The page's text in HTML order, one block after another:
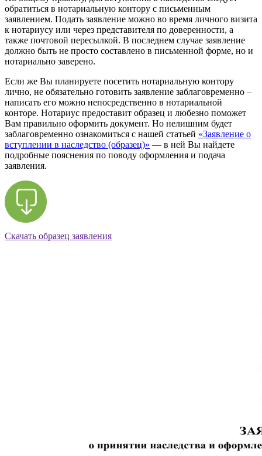
обратиться в нотариальную контору с письменным
заявлением. Подать заявление можно во время личного визита
к нотариусу или через представителя по доверенности, а
также почтовой пересылкой. В последнем случае заявление
должно быть не просто составлено в письменной форме, но и
нотариально заверено.
Если же Вы планируете посетить нотариальную контору
лично, не обязательно готовить заявление заблаговременно –
написать его можно непосредственно в нотариальной
конторе. Нотариус предоставит образец и любезно поможет
Вам правильно оформить документ. Но нелишним будет
заблаговременно ознакомиться с нашей статьей «Заявление о
вступлении в наследство (образец)» — в ней Вы найдете
подробные пояснения по поводу оформления и подача
заявления.
Скачать образец заявления